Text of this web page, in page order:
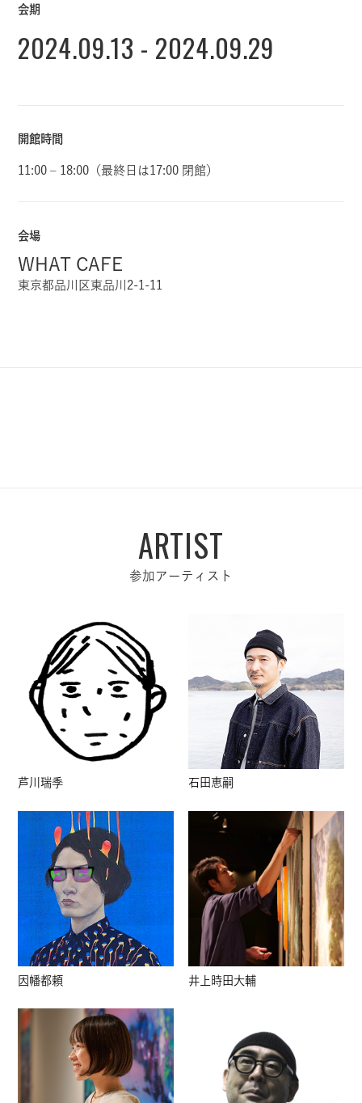
会期
2024.09.13 - 2024.09.29
開館時間
11:00 – 18:00（最終日は17:00 閉館）
会場
WHAT CAFE
東京都品川区東品川2-1-11
ARTIST
参加アーティスト
芦川瑞季 石田恵嗣
因幡都頼 井上時田大輔